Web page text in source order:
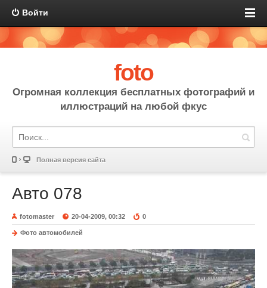
Войти
foto
Огромная коллекция бесплатных фотографий и
иллюстраций на любой фкус
Полная версия сайта
Авто 078
fotomaster 20-04-2009, 00:32 0
Фото автомобилей